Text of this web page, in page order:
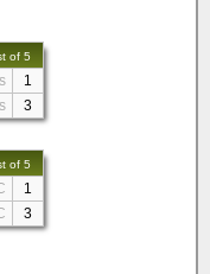
of 5
1
3
of 5
1
3